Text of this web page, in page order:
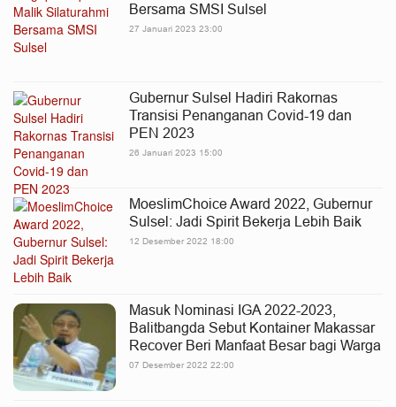
Bersama SMSI Sulsel
27 Januari 2023 23:00
Gubernur Sulsel Hadiri Rakornas
Transisi Penanganan Covid-19 dan
PEN 2023
26 Januari 2023 15:00
MoeslimChoice Award 2022, Gubernur
Sulsel: Jadi Spirit Bekerja Lebih Baik
12 Desember 2022 18:00
Masuk Nominasi IGA 2022-2023,
Balitbangda Sebut Kontainer Makassar
Recover Beri Manfaat Besar bagi Warga
07 Desember 2022 22:00